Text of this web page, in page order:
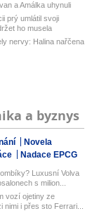
a Amálka uhynuli
prý umlátil svoji
ho musela
nervy: Halina nařčena
a byznys
Novela
Nadace EPCG
Luxusní Volva
s milion...
vozí ojetiny ze
nimi i přes sto Ferrari...